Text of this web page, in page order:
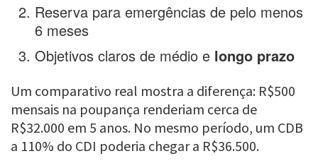
Reserva para emergências de pelo menos
6 meses
Objetivos claros de médio e longo prazo
Um comparativo real mostra a diferença: R$500
mensais na poupança renderiam cerca de
R$32.000 em 5 anos. No mesmo período, um CDB
a 110% do CDI poderia chegar a R$36.500.